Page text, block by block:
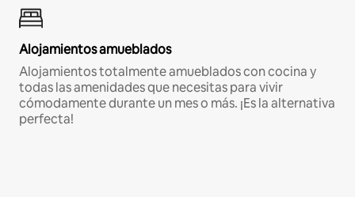
Alojamientos amueblados
Alojamientos totalmente amueblados con cocina y
todas las amenidades que necesitas para vivir
cómodamente durante un mes o más. ¡Es la alternativa
perfecta!